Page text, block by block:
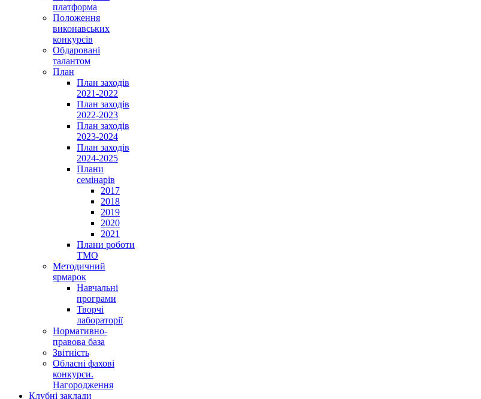
платформа
Положення
виконавських
конкурсів
Обдаровані
талантом
План
План заходів
2021-2022
План заходів
2022-2023
План заходів
2023-2024
План заходів
2024-2025
Плани
семінарів
2017
2018
2019
2020
2021
Плани роботи
ТМО
Методичний
ярмарок
Навчальні
програми
Творчі
лабораторії
Нормативно-
правова база
Звітність
Обласні фахові
конкурси.
Нагородження
Клубні заклади